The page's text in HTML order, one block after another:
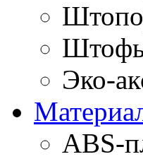
Эко-
ABS-